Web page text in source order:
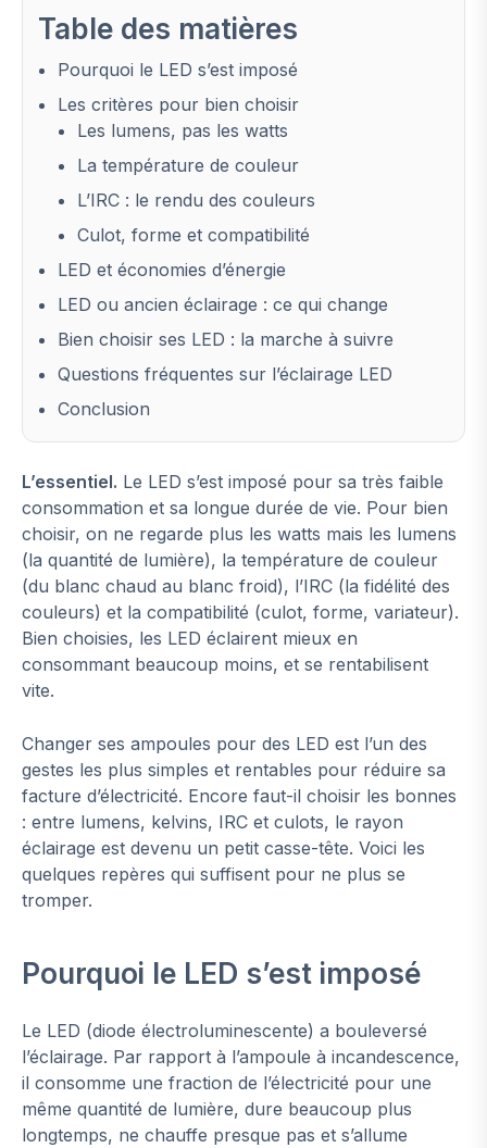
Table des matières
Pourquoi le LED s’est imposé
Les critères pour bien choisir
Les lumens, pas les watts
La température de couleur
L’IRC : le rendu des couleurs
Culot, forme et compatibilité
LED et économies d’énergie
LED ou ancien éclairage : ce qui change
Bien choisir ses LED : la marche à suivre
Questions fréquentes sur l’éclairage LED
Conclusion
L’essentiel. Le LED s’est imposé pour sa très faible
consommation et sa longue durée de vie. Pour bien
choisir, on ne regarde plus les watts mais les lumens
(la quantité de lumière), la température de couleur
(du blanc chaud au blanc froid), l’IRC (la fidélité des
couleurs) et la compatibilité (culot, forme, variateur).
Bien choisies, les LED éclairent mieux en
consommant beaucoup moins, et se rentabilisent
vite.
Changer ses ampoules pour des LED est l’un des
gestes les plus simples et rentables pour réduire sa
facture d’électricité. Encore faut-il choisir les bonnes
: entre lumens, kelvins, IRC et culots, le rayon
éclairage est devenu un petit casse-tête. Voici les
quelques repères qui suffisent pour ne plus se
tromper.
Pourquoi le LED s’est imposé
Le LED (diode électroluminescente) a bouleversé
l’éclairage. Par rapport à l’ampoule à incandescence,
il consomme une fraction de l’électricité pour une
même quantité de lumière, dure beaucoup plus
longtemps, ne chauffe presque pas et s’allume